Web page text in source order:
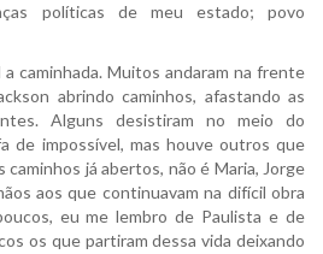
políticas de meu estado; povo
caminhada. Muitos andaram na frente
abrindo caminhos, afastando as
Alguns desistiram no meio do
de impossível, mas houve outros que
caminhos já abertos, não é Maria, Jorge
aos que continuavam na difícil obra
eu me lembro de Paulista e de
os que partiram dessa vida deixando